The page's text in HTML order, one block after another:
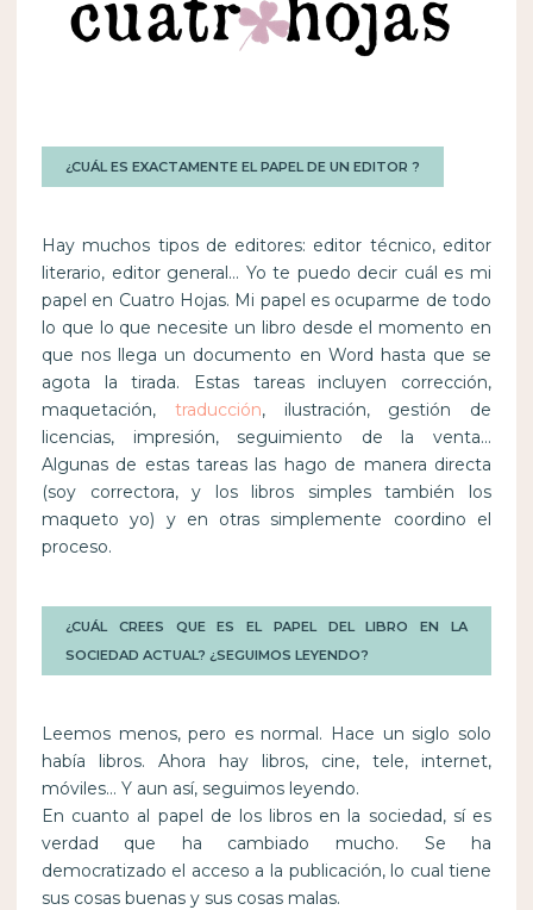
¿CUÁL ES EXACTAMENTE EL PAPEL DE UN EDITOR ?
Hay muchos tipos de editores: editor técnico, editor
literario, editor general… Yo te puedo decir cuál es mi
papel en Cuatro Hojas. Mi papel es ocuparme de todo
lo que lo que necesite un libro desde el momento en
que nos llega un documento en Word hasta que se
agota la tirada. Estas tareas incluyen corrección,
maquetación, traducción, ilustración, gestión de
licencias, impresión, seguimiento de la venta…
Algunas de estas tareas las hago de manera directa
(soy correctora, y los libros simples también los
maqueto yo) y en otras simplemente coordino el
proceso.
¿CUÁL CREES QUE ES EL PAPEL DEL LIBRO EN LA
SOCIEDAD ACTUAL? ¿SEGUIMOS LEYENDO?
Leemos menos, pero es normal. Hace un siglo solo
había libros. Ahora hay libros, cine, tele, internet,
móviles… Y aun así, seguimos leyendo.
En cuanto al papel de los libros en la sociedad, sí es
verdad que ha cambiado mucho. Se ha
democratizado el acceso a la publicación, lo cual tiene
sus cosas buenas y sus cosas malas.